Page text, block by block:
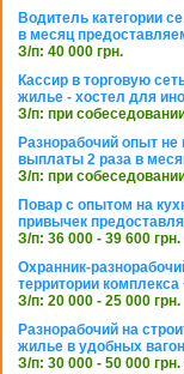
Водитель категории
в месяц
З/п: 40 000 грн.
Кассир в торговую
жилье - хостел для
З/п: при
Разнорабочий опыт
выплаты 2 раза в
З/п: при
Повар с опытом на
привычек
З/п: 36 000 - 39 600 грн.
Охранник-
территории комплекса
З/п: 20 000 - 25 000 грн.
Разнорабочий на
жилье в удобных
З/п: 30 000 - 50 000